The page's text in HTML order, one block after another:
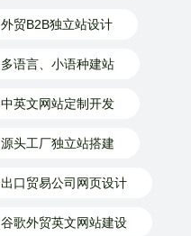
外贸B2B独立站设计
多语言、小语种建站
中英文网站定制开发
源头工厂独立站搭建
出口贸易公司网页设计
谷歌外贸英文网站建设